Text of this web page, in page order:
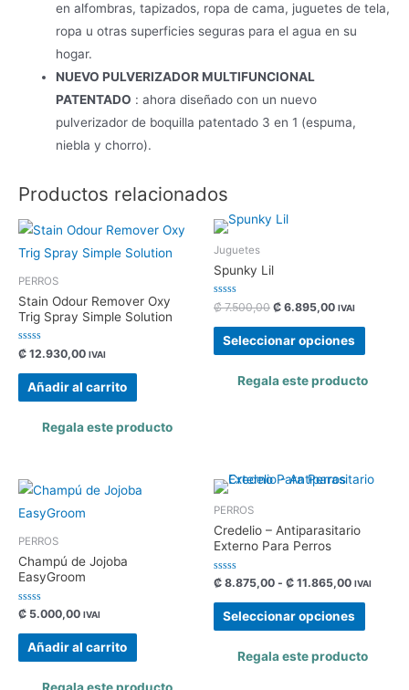
en alfombras, tapizados, ropa de cama, juguetes de tela,
ropa u otras superficies seguras para el agua en su
hogar.
NUEVO PULVERIZADOR MULTIFUNCIONAL
PATENTADO : ahora diseñado con un nuevo
pulverizador de boquilla patentado 3 en 1 (espuma,
niebla y chorro).
Productos relacionados
PERROS
Stain Odour Remover Oxy
Trig Spray Simple Solution
Valorado
con
0
₡ 12.930,00 IVAI
Añadir al carrito
Regala este producto
Juguetes
Spunky Lil
Valorado
con
0
de
₡7.500,00 ₡ 6.895,00 IVAI
Seleccionar opciones
Regala este producto
PERROS
Champú de Jojoba
EasyGroom
Valorado
con
0
₡ 5.000,00 IVAI
Añadir al carrito
PERROS
Credelio – Antiparasitario
Externo Para Perros
Valorado
con
0
de
₡ 8.875,00 - ₡ 11.865,00 IVAI
Seleccionar opciones
Regala este producto